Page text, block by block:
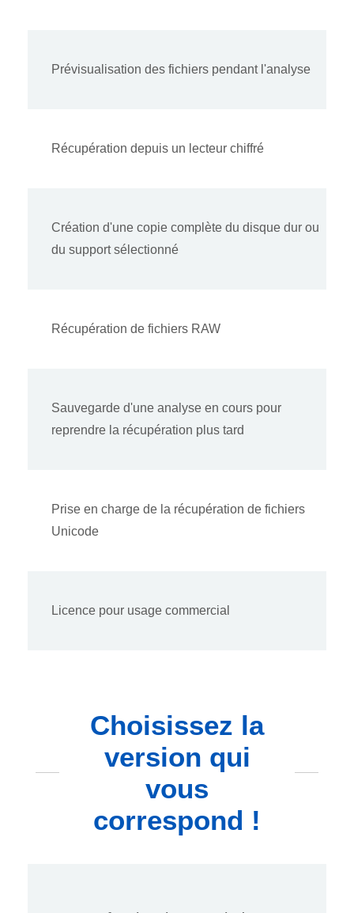
Prévisualisation des fichiers pendant l'analyse
Récupération depuis un lecteur chiffré
Création d'une copie complète du disque dur ou
du support sélectionné
Récupération de fichiers RAW
Sauvegarde d'une analyse en cours pour
reprendre la récupération plus tard
Prise en charge de la récupération de fichiers
Unicode
Licence pour usage commercial
Choisissez la
version qui
vous
correspond !